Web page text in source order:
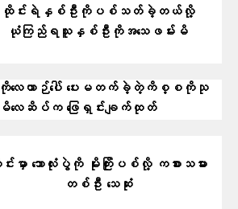
ထိုင်းရဲနှစ်ဦးကိုပစ်သတ်ခဲ့တယ်လို့
ယုံကြည်ရသူနှစ်ဦးကိုအသေဖမ်းမိ
ေယာဉ်ပေါ် ပေးမတက်ခဲ့တဲ့ကိစ္စကိုသု
ေဆိပ်က ဖြေရှင်းချက်ထုတ်
းမှာ ဘောလုံးပွဲကို မိုးကြိုးပစ်လို့ ကစားသမား
တစ်ဦး သေဆုံး